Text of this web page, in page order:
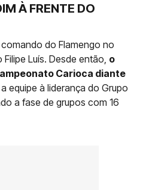
À FRENTE DO
do Flamengo no
Luís. Desde então, o
Carioca diante
equipe à liderança do Grupo
a fase de grupos com 16